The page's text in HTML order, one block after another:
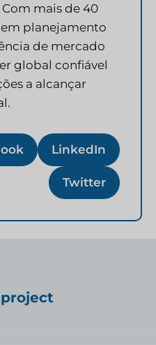
Com mais de 40
planejamento
de mercado
global confiável
a alcançar
LinkedIn
Twitter